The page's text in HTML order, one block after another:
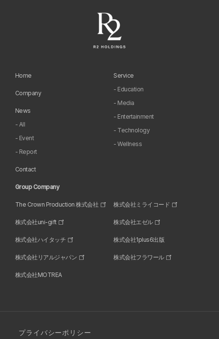
Home
Company
News
- All
- Event
- Report
Contact
Service
- Education
- Media
- Entertainment
- Technology
- Wellness
Group Company
The Crown Production 株式会社
株式会社uni-gift
株式会社ハイタッチ
株式会社リアルジャパン
株式会社MOTREA
株式会社ミライコード
株式会社エゼル
株式会社1plus6出版
株式会社フラワール
プライバシーポリシー